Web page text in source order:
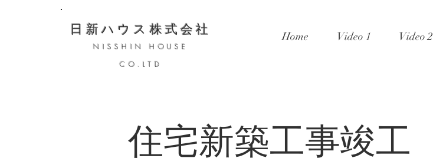
日新ハウス株式会社
NISSHIN HOUSE
CO.LTD
Home Video 1 Video 2
住宅新築工事竣工